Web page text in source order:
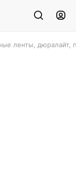
ленты, дюралайт,